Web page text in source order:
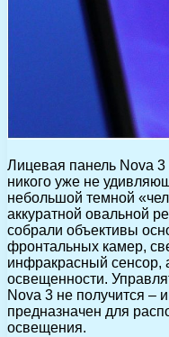
Лицевая панель Nova
никого уже не
небольшой темной
аккуратной овальной
собрали объективы
фронтальных камер,
инфракрасный сенсор,
освещенности.
Nova 3 не получится
предназначен для
освещения.